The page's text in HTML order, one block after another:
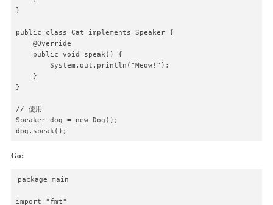
}
public class Cat implements Speaker {
    @Override
    public void speak() {
        System.out.println("Meow!");
    }
}
// 使用
Speaker dog = new Dog();
dog.speak();
Go:
package main
import "fmt"